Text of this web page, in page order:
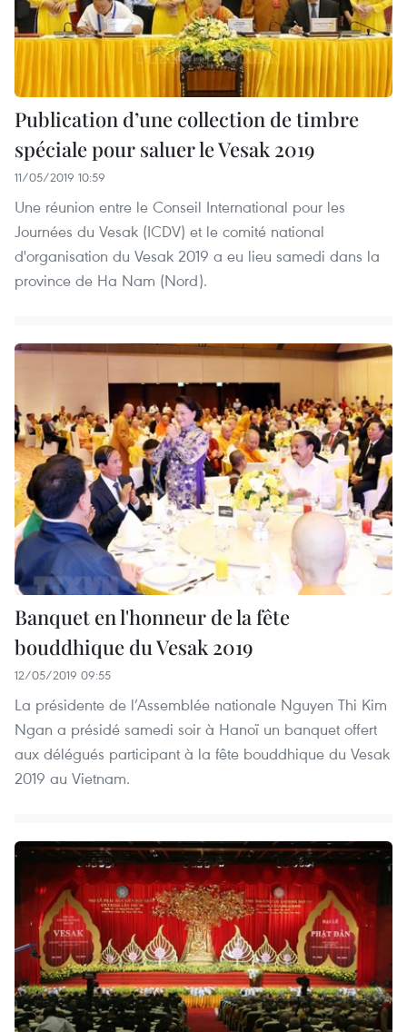
Publication d’une collection de timbre
spéciale pour saluer le Vesak 2019
11/05/2019 10:59
Une réunion entre le Conseil International pour les
Journées du Vesak (ICDV) et le comité national
d'organisation du Vesak 2019 a eu lieu samedi dans la
province de Ha Nam (Nord).
Banquet en l'honneur de la fête
bouddhique du Vesak 2019
12/05/2019 09:55
La présidente de l’Assemblée nationale Nguyen Thi Kim
Ngan a présidé samedi soir à Hanoï un banquet offert
aux délégués participant à la fête bouddhique du Vesak
2019 au Vietnam.